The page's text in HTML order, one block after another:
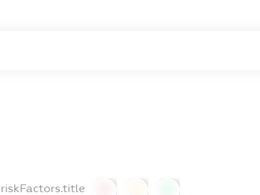
riskFactors.title